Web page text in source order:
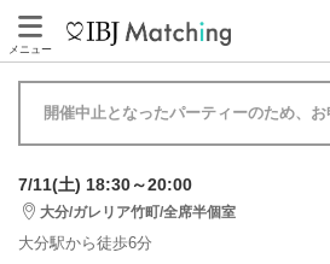
メニュー
開催中止となったパーティーのため、お
7/11(土) 18:30～20:00
大分/ガレリア竹町/全席半個室
大分駅から徒歩6分